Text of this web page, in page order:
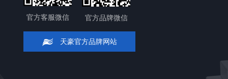
官方客服微信 官方品牌微信
天豪官方品牌网站